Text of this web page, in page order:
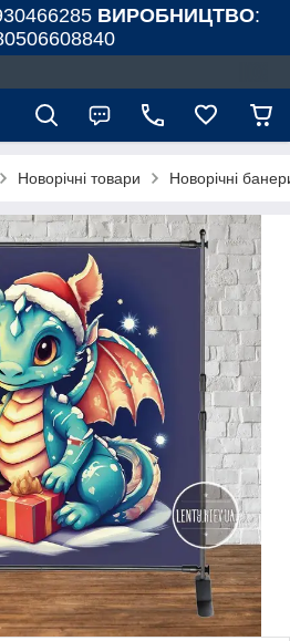
ВИРОБНИЦТВО:
Новорічні товари Новорічні